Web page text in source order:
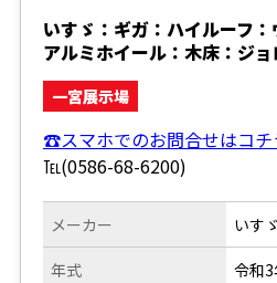
いすゞ：ギガ：ハイルーフ
アルミホイール：木床：ジ
一宮展示場
☎スマホでのお問合せはコチ
℡(0586-68-6200)
メーカー
年式
いすゞ
令和